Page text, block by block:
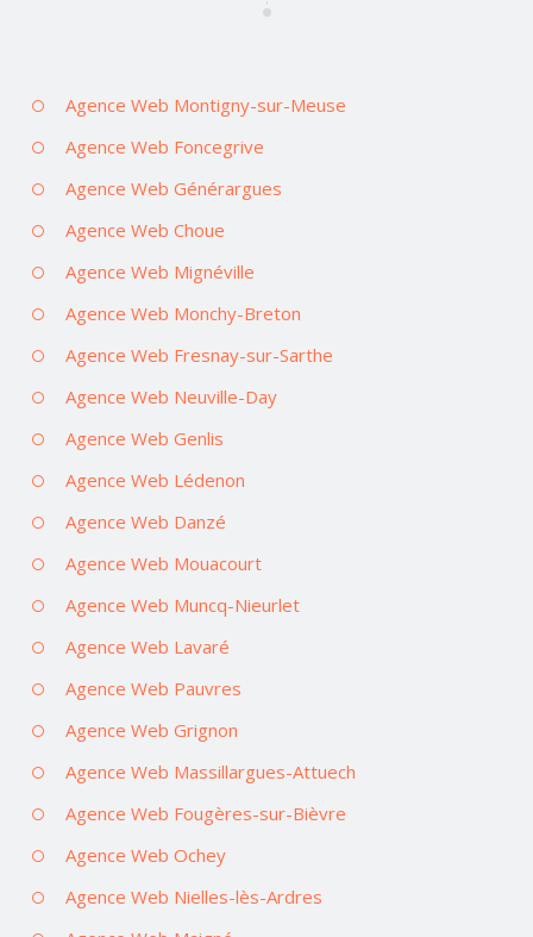
Agence Web Montigny-sur-Meuse
Agence Web Foncegrive
Agence Web Générargues
Agence Web Choue
Agence Web Mignéville
Agence Web Monchy-Breton
Agence Web Fresnay-sur-Sarthe
Agence Web Neuville-Day
Agence Web Genlis
Agence Web Lédenon
Agence Web Danzé
Agence Web Mouacourt
Agence Web Muncq-Nieurlet
Agence Web Lavaré
Agence Web Pauvres
Agence Web Grignon
Agence Web Massillargues-Attuech
Agence Web Fougères-sur-Bièvre
Agence Web Ochey
Agence Web Nielles-lès-Ardres